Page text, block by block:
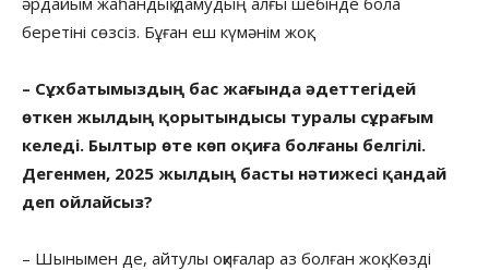
беретіні сөзсіз. Бұған еш күмәнім жоқ.
– Сұхбатымыздың бас жағында әдеттегідей
өткен жылдың қорытындысы туралы сұрағым
келеді. Былтыр өте көп оқиға болғаны белгілі.
Дегенмен, 2025 жылдың басты нәтижесі қандай
деп ойлайсыз?
– Шынымен де, айтулы оқиғалар аз болған жоқ. Көзді